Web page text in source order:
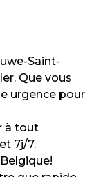
Saint-
Que vous
urgence pour
à tout
7j/7.